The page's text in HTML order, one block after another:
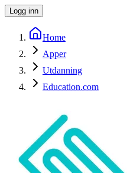
Logg inn
Home
Apper
Utdanning
Education.com